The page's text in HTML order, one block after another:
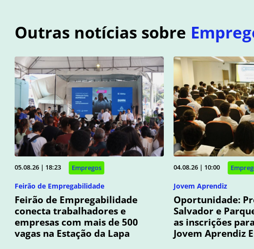
Outras notícias sobre
05.08.26 | 18:23 Empregos
Feirão de Empregabilidade
Feirão de Empregabilidade
conecta trabalhadores e
empresas com mais de 500
vagas na Estação da Lapa
04.08.26 | 10:00
Jovem Aprendiz
Oportunidade:
Salvador e
as inscrições
Jovem Aprendiz